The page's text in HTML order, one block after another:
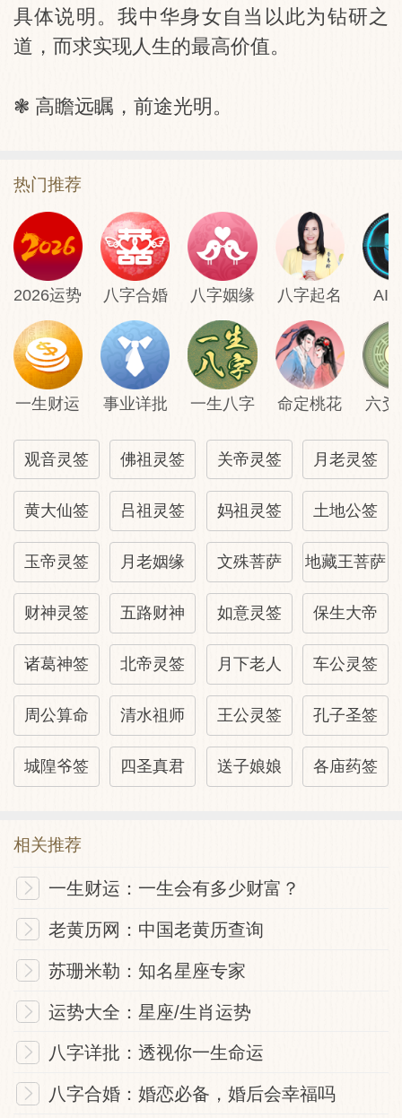
具体说明。我中华身女自当以此为钻研之
道，而求实现人生的最高价值。
❃ 高瞻远瞩，前途光明。
热门推荐
2026运势 八字合婚 八字姻缘 八字起名 AI
一生财运 事业详批 一生八字 命定桃花 六爻
观音灵签 佛祖灵签 关帝灵签 月老灵签
黄大仙签 吕祖灵签 妈祖灵签 土地公签
玉帝灵签 月老姻缘 文殊菩萨 地藏王菩萨
财神灵签 五路财神 如意灵签 保生大帝
诸葛神签 北帝灵签 月下老人 车公灵签
周公算命 清水祖师 王公灵签 孔子圣签
城隍爷签 四圣真君 送子娘娘 各庙药签
相关推荐
一生财运：一生会有多少财富？
老黄历网：中国老黄历查询
苏珊米勒：知名星座专家
运势大全：星座/生肖运势
八字详批：透视你一生命运
八字合婚：婚恋必备，婚后会幸福吗